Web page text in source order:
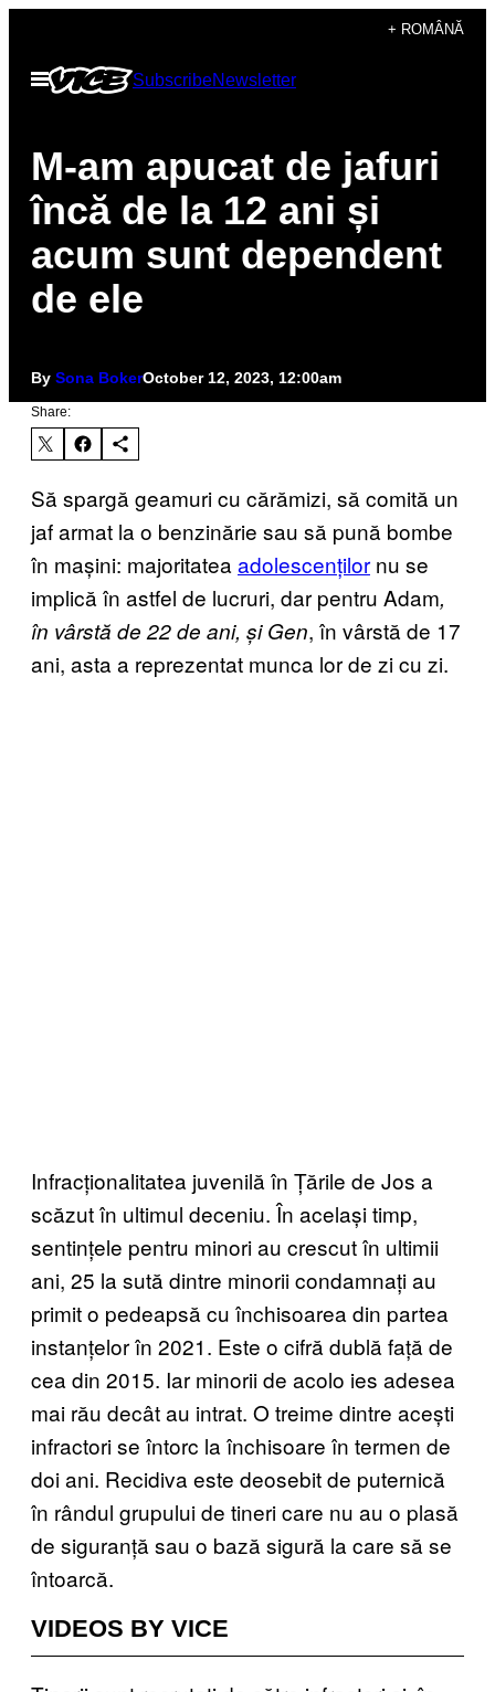
content
+ ROMÂNĂ
Open
Menu
SubscribeNewsletter
M-am apucat de jafuri
încă de la 12 ani și
acum sunt dependent
de ele
By Sona BokerOctober 12, 2023, 12:00am
Share:
Să spargă geamuri cu cărămizi, să comită un
jaf armat la o benzinărie sau să pună bombe
în mașini: majoritatea adolescenților nu se
implică în astfel de lucruri, dar pentru Adam,
în vârstă de 22 de ani, și Gen, în vârstă de 17
ani, asta a reprezentat munca lor de zi cu zi.
Infracționalitatea juvenilă în Țările de Jos a
scăzut în ultimul deceniu. În același timp,
sentințele pentru minori au crescut în ultimii
ani, 25 la sută dintre minorii condamnați au
primit o pedeapsă cu închisoarea din partea
instanțelor în 2021. Este o cifră dublă față de
cea din 2015. Iar minorii de acolo ies adesea
mai rău decât au intrat. O treime dintre acești
infractori se întorc la închisoare în termen de
doi ani. Recidiva este deosebit de puternică
în rândul grupului de tineri care nu au o plasă
de siguranță sau o bază sigură la care să se
întoarcă.
VIDEOS BY VICE